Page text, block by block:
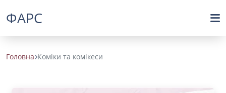
ФАРС
Головна Коміки та комікеси